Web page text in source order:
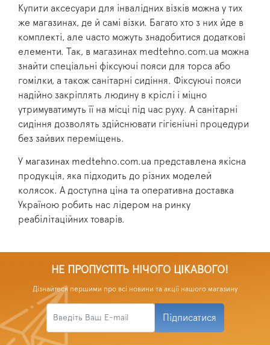
Купити аксесуари для інвалідних візків можна у тих
же магазинах, де й самі візки. Багато хто з них йде в
комплекті, але часто можуть знадобитися додаткові
елементи. Так, в магазинах medtehno.com.ua можна
знайти спеціальні фіксуючі пояси для торса або
гомілки, а також санітарні сидіння. Фіксуючі пояси
надійно закріплять людину в кріслі і міцно
утримуватимуть її на місці під час руху. А санітарні
сидіння дозволять здійснювати гігієнічні процедури
без зайвих переміщень.
У магазинах medtehno.com.ua представлена ​​якісна
продукція, яка підходить до різних моделей
колясок. А доступна ціна та оперативна доставка
Україною робить нас лідером на ринку
реабілітаційних товарів.
НЕ ПРОПУСТІТЬ НІЧОГО ЦІКАВОГО!
Дізнайтеся першими про всі новини та акції нашого магазину
Підписатися